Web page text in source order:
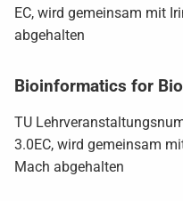
EC, wird gemeinsam mit
abgehalten
Bioinformatics for
TU
3.0EC, wird gemeinsam
Mach abgehalten